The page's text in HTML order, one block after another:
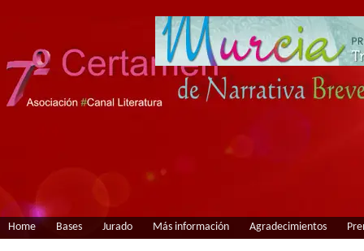
Home Bases Jurado Más información Agradecimientos